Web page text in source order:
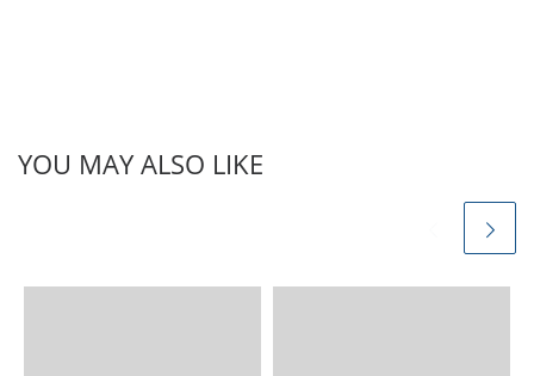
YOU MAY ALSO LIKE